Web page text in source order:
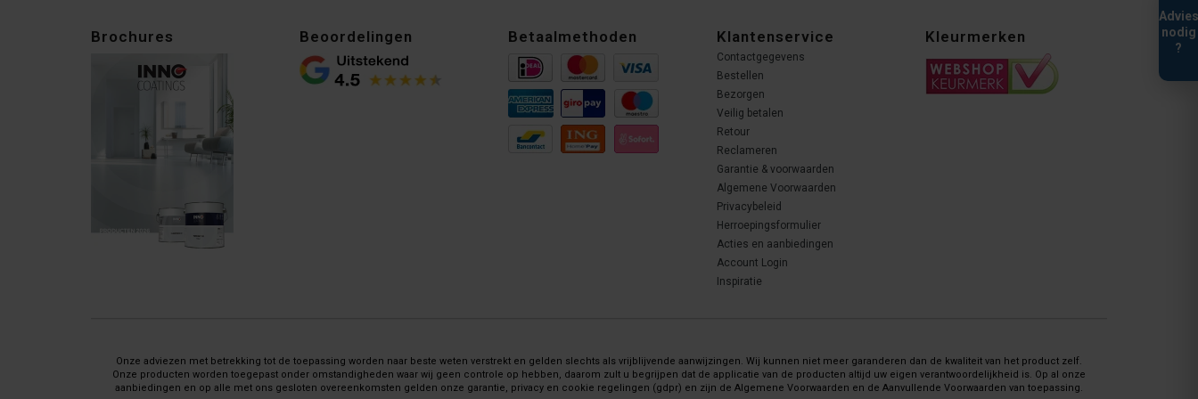
Advies
nodig
?
Brochures Beoordelingen Betaalmethoden Klantenservice
Contactgegevens
Bestellen
Bezorgen
Veilig betalen
Retour
Reclameren
Garantie & voorwaarden
Algemene Voorwaarden
Privacybeleid
Herroepingsformulier
Acties en aanbiedingen
Account Login
Inspiratie
Kleurmerken
Onze adviezen met betrekking tot de toepassing worden naar beste weten verstrekt en gelden slechts als vrijblijvende aanwijzingen. Wij kunnen niet meer garanderen dan de kwaliteit van het product zelf.
Onze producten worden toegepast onder omstandigheden waar wij geen controle op hebben, daarom zult u begrijpen dat de applicatie van de producten altijd uw eigen verantwoordelijkheid is. Op al onze
aanbiedingen en op alle met ons gesloten overeenkomsten gelden onze garantie, privacy en cookie regelingen (gdpr) en zijn de Algemene Voorwaarden en de Aanvullende Voorwaarden van toepassing.